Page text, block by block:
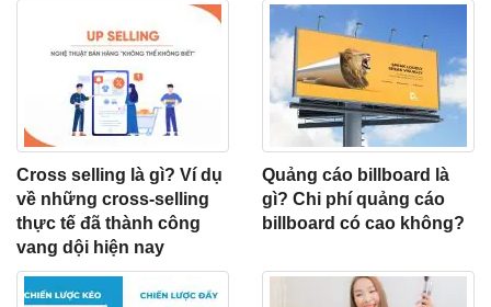
Cross selling là gì? Ví dụ
về những cross-selling
thực tế đã thành công
vang dội hiện nay
Quảng cáo billboard là
gì? Chi phí quảng cáo
billboard có cao không?